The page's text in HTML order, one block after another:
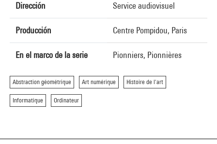
Dirección Service audiovisuel
Producción Centre Pompidou, Paris
En el marco de la serie Pionniers, Pionnières
Abstraction géométrique Art numérique Histoire de l'art
Informatique Ordinateur